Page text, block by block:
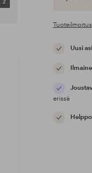
2
Tuoteilmoitus
Uusi
erissä